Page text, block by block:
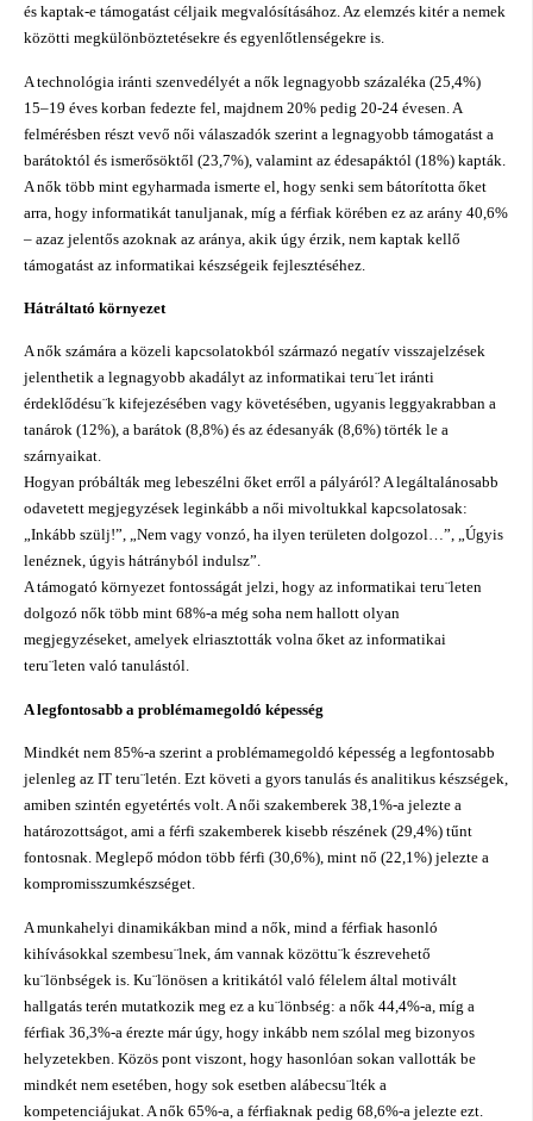
és kaptak-e támogatást céljaik megvalósításához. Az elemzés kitér a nemek
közötti megkülönböztetésekre és egyenlőtlenségekre is.
A technológia iránti szenvedélyét a nők legnagyobb százaléka (25,4%)
15–19 éves korban fedezte fel, majdnem 20% pedig 20-24 évesen. A
felmérésben részt vevő női válaszadók szerint a legnagyobb támogatást a
barátoktól és ismerősöktől (23,7%), valamint az édesapáktól (18%) kapták.
A nők több mint egyharmada ismerte el, hogy senki sem bátorította őket
arra, hogy informatikát tanuljanak, míg a férfiak körében ez az arány 40,6%
– azaz jelentős azoknak az aránya, akik úgy érzik, nem kaptak kellő
támogatást az informatikai készségeik fejlesztéséhez.
Hátráltató környezet
A nők számára a közeli kapcsolatokból származó negatív visszajelzések
jelenthetik a legnagyobb akadályt az informatikai teru¨let iránti
érdeklődésu¨k kifejezésében vagy követésében, ugyanis leggyakrabban a
tanárok (12%), a barátok (8,8%) és az édesanyák (8,6%) törték le a
szárnyaikat.
Hogyan próbálták meg lebeszélni őket erről a pályáról? A legáltalánosabb
odavetett megjegyzések leginkább a női mivoltukkal kapcsolatosak:
„Inkább szülj!”, „Nem vagy vonzó, ha ilyen területen dolgozol…”, „Úgyis
lenéznek, úgyis hátrányból indulsz”.
A támogató környezet fontosságát jelzi, hogy az informatikai teru¨leten
dolgozó nők több mint 68%-a még soha nem hallott olyan
megjegyzéseket, amelyek elriasztották volna őket az informatikai
teru¨leten való tanulástól.
A legfontosabb a problémamegoldó képesség
Mindkét nem 85%-a szerint a problémamegoldó képesség a legfontosabb
jelenleg az IT teru¨letén. Ezt követi a gyors tanulás és analitikus készségek,
amiben szintén egyetértés volt. A női szakemberek 38,1%-a jelezte a
határozottságot, ami a férfi szakemberek kisebb részének (29,4%) tűnt
fontosnak. Meglepő módon több férfi (30,6%), mint nő (22,1%) jelezte a
kompromisszumkészséget.
A munkahelyi dinamikákban mind a nők, mind a férfiak hasonló
kihívásokkal szembesu¨lnek, ám vannak közöttu¨k észrevehető
ku¨lönbségek is. Ku¨lönösen a kritikától való félelem által motivált
hallgatás terén mutatkozik meg ez a ku¨lönbség: a nők 44,4%-a, míg a
férfiak 36,3%-a érezte már úgy, hogy inkább nem szólal meg bizonyos
helyzetekben. Közös pont viszont, hogy hasonlóan sokan vallották be
mindkét nem esetében, hogy sok esetben alábecsu¨lték a
kompetenciájukat. A nők 65%-a, a férfiaknak pedig 68,6%-a jelezte ezt.